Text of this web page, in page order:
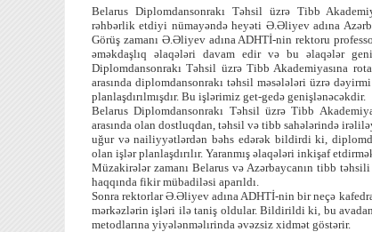
Belarus Diplomdansonrakı Təhsil üzrə Tibb
rəhbərlik etdiyi nümayəndə heyəti Ə.Əliyev adına
Görüş zamanı Ə.Əliyev adına ADHTİ-nin rektoru
əməkdaşlıq əlaqələri davam edir və bu əlaqələr
Diplomdansonrakı Təhsil üzrə Tibb Akademiyasına
arasında diplomdansonrakı təhsil məsələləri üzrə
planlaşdırılmışdır. Bu işlərimiz get-gedə genişlənəcəkdir.
Belarus Diplomdansonrakı Təhsil üzrə Tibb
arasında olan dostluqdan, təhsil və tibb sahələrində
uğur və nailiyyətlərdən bəhs edərək bildirdi ki,
olan işlər planlaşdırılır. Yaranmış əlaqələri inkişaf
Müzakirələr zamanı Belarus və Azərbaycanın tibb
haqqında fikir mübadiləsi aparıldı.
Sonra rektorlar Ə.Əliyev adına ADHTİ-nin bir neçə
mərkəzlərin işləri ilə taniş oldular. Bildirildi ki, bu
metodlarına yiyələnməlırinda əvəzsiz xidmət göstərir.